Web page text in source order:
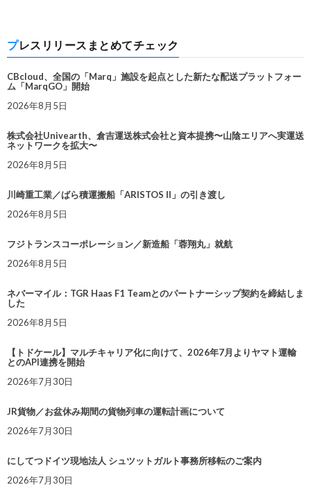
プレスリリースまとめてチェック
CBcloud、全国の「Marq」施設を起点とした新たな配送プラットフォー
ム「MarqGO」開始
2026年8月5日
株式会社Univearth、倉吉運送株式会社と資本提携〜山陰エリアへ実運送
ネットワークを拡大〜
2026年8月5日
川崎重工業／ばら積運搬船「ARISTOS II」の引き渡し
2026年8月5日
フジトランスコーポレーション／新造船「蓉翔丸」就航
2026年8月5日
ネバーマイル：TGR Haas F1 Teamとのパートナーシップ契約を締結しま
した
2026年8月5日
【トドケール】マルチキャリア化に向けて、2026年7月よりヤマト運輸
とのAPI連携を開始
2026年7月30日
JR貨物／お盆休み期間の貨物列車の運転計画について
2026年7月30日
にしてつドイツ現地法人 シュツットガルト事務所移転のご案内
2026年7月30日